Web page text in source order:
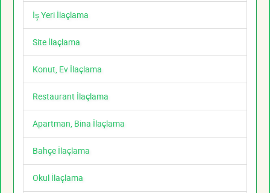
İş Yeri İlaçlama
Site İlaçlama
Konut, Ev İlaçlama
Restaurant İlaçlama
Apartman, Bina İlaçlama
Bahçe İlaçlama
Okul İlaçlama